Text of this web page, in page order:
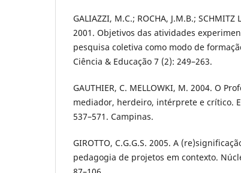
GALIAZZI, M.C.; ROCHA, J.M.B.; SCHMITZ
2001. Objetivos das atividades
pesquisa coletiva como modo de
Ciência & Educação 7 (2): 249–263.
GAUTHIER, C. MELLOWKI, M. 2004. O
mediador, herdeiro, intérprete e crítico.
537–571. Campinas.
GIROTTO, C.G.G.S. 2005. A
pedagogia de projetos em contexto.